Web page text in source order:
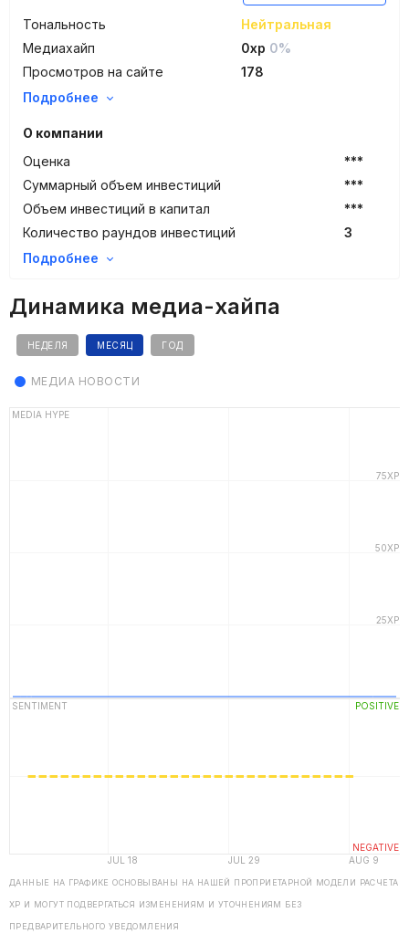
Тональность
Нейтральная
Медиахайп
0xp 0%
Просмотров на сайте
178
Подробнее
О компании
Оценка
***
Суммарный объем инвестиций
***
Объем инвестиций в капитал
***
Количество раундов инвестиций
3
Подробнее
Динамика медиа-хайпа
НЕДЕЛЯ МЕСЯЦ ГОД
МЕДИА НОВОСТИ
ДАННЫЕ НА ГРАФИКЕ ОСНОВЫВАНЫ НА НАШЕЙ ПРОПРИЕТАРНОЙ МОДЕЛИ РАСЧЕТА
ХP И МОГУТ ПОДВЕРГАТЬСЯ ИЗМЕНЕНИЯМ И УТОЧНЕНИЯМ БЕЗ
ПРЕДВАРИТЕЛЬНОГО УВЕДОМЛЕНИЯ